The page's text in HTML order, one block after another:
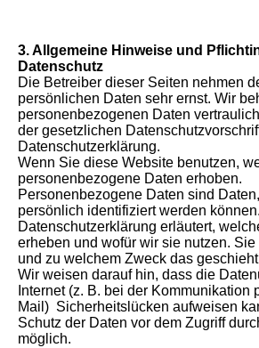
3. Allgemeine Hinweise und
Datenschutz
Die Betreiber dieser Seiten nehmen
persönlichen Daten sehr ernst. Wir
personenbezogenen Daten
der gesetzlichen
Datenschutzerklärung.
Wenn Sie diese Website benutzen,
personenbezogene Daten erhoben.
Personenbezogene Daten sind
persönlich identifiziert werden
Datenschutzerklärung erläutert,
erheben und wofür wir sie nutzen.
und zu welchem Zweck das
Wir weisen darauf hin, dass die
Internet (z. B. bei der Kommunikation
Mail) Sicherheitslücken aufweisen
Schutz der Daten vor dem Zugriff
möglich.